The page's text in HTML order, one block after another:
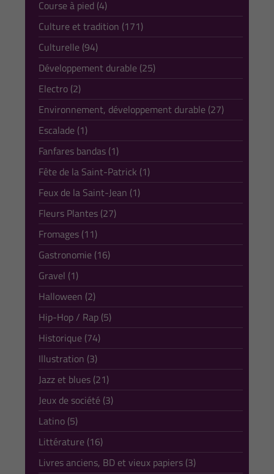
Course à pied (4)
Culture et tradition (171)
Culturelle (94)
Développement durable (25)
Electro (2)
Environnement, développement durable (27)
Escalade (1)
Fanfares bandas (1)
Fête de la Saint-Patrick (1)
Feux de la Saint-Jean (1)
Fleurs Plantes (27)
Fromages (11)
Gastronomie (16)
Gravel (1)
Halloween (2)
Hip-Hop / Rap (5)
Historique (74)
Illustration (3)
Jazz et blues (21)
Jeux de société (3)
Latino (5)
Littérature (16)
Livres anciens, BD et vieux papiers (3)